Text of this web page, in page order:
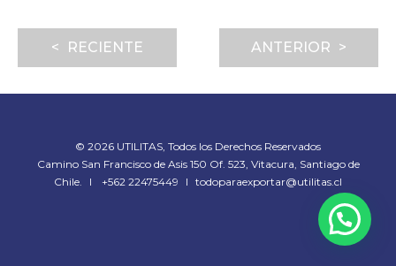
< RECIENTE ANTERIOR >
© 2026 UTILITAS, Todos los Derechos Reservados
Camino San Francisco de Asis 150 Of. 523, Vitacura, Santiago de
Chile.
I +562 22475449 I todoparaexportar@utilitas.cl